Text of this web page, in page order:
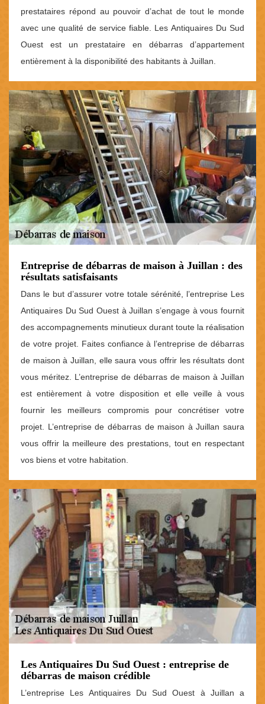
prestataires répond au pouvoir d’achat de tout le monde
avec une qualité de service fiable. Les Antiquaires Du Sud
Ouest est un prestataire en débarras d’appartement
entièrement à la disponibilité des habitants à Juillan.
Entreprise de débarras de maison à Juillan : des
résultats satisfaisants
Dans le but d’assurer votre totale sérénité, l’entreprise Les
Antiquaires Du Sud Ouest à Juillan s’engage à vous fournit
des accompagnements minutieux durant toute la réalisation
de votre projet. Faites confiance à l’entreprise de débarras
de maison à Juillan, elle saura vous offrir les résultats dont
vous méritez. L’entreprise de débarras de maison à Juillan
est entièrement à votre disposition et elle veille à vous
fournir les meilleurs compromis pour concrétiser votre
projet. L’entreprise de débarras de maison à Juillan saura
vous offrir la meilleure des prestations, tout en respectant
vos biens et votre habitation.
Les Antiquaires Du Sud Ouest : entreprise de
débarras de maison crédible
L’entreprise Les Antiquaires Du Sud Ouest à Juillan a